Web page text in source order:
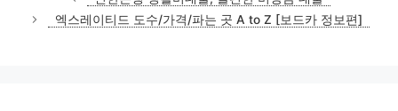
고
리
엑스레이티드 도수/가격/파는 곳 A to Z [보드카 정보편]